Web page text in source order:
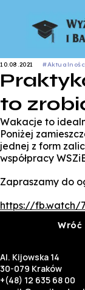
10.08.2021
to
Wakacje to
Poniżej
jednej z form
współpracy
Zapraszamy do
https://fb.watch/
Al. Kijowska 14
30-079 Kraków
+(48) 12 635 68 00